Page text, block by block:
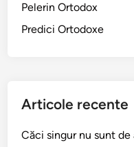
Pelerin Ortodox
Predici Ortodoxe
Articole recente
Căci singur nu sunt de